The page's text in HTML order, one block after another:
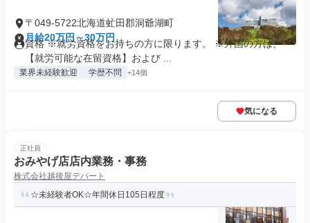
〒049-5722北海道虻田郡洞爺湖町
月給20万円～30万円
資格 ※就労資格をお持ちの方に限ります。 ※外国の方は、
【就労可能な在留資格】および ...
業界未経験歓迎 学歴不問 +14個
気になる
正社員
おみやげ店店内業務・事務
株式会社越後屋デパート
☆未経験者OK☆年間休日105日程度